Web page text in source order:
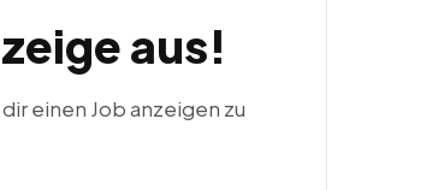
aus!
einen Job anzeigen zu